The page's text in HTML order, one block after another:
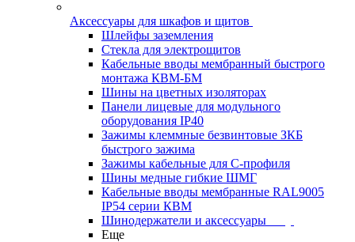
Аксессуары для шкафов и щитов
Шлейфы заземления
Стекла для электрощитов
Кабельные вводы мембранный быстрого
монтажа КВМ-БМ
Шины на цветных изоляторах
Панели лицевые для модульного
оборудования IP40
Зажимы клеммные безвинтовые ЗКБ
быстрого зажима
Зажимы кабельные для С-профиля
Шины медные гибкие ШМГ
Кабельные вводы мембранные RAL9005
IP54 серии КВМ
Шинодержатели и аксессуары
Еще